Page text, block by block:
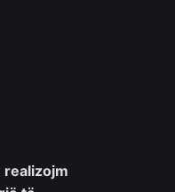
realizojm